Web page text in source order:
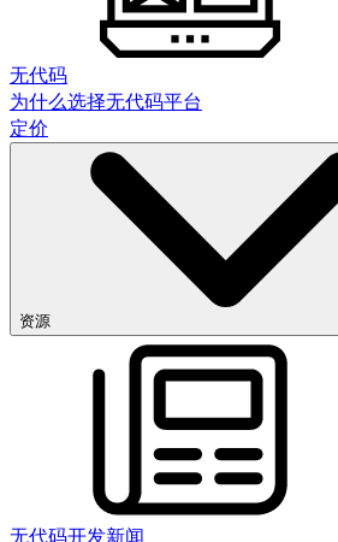
无代码
为什么选择无代码平台
定价
资源
无代码开发新闻